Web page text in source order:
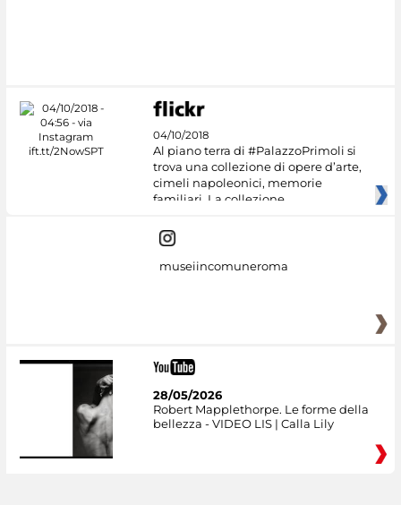
04/10/2018
Al piano terra di #PalazzoPrimoli si
trova una collezione di opere d’arte,
cimeli napoleonici, memorie
familiari. La collezione
museiincomuneroma
28/05/2026
Robert Mapplethorpe. Le forme della
bellezza - VIDEO LIS | Calla Lily